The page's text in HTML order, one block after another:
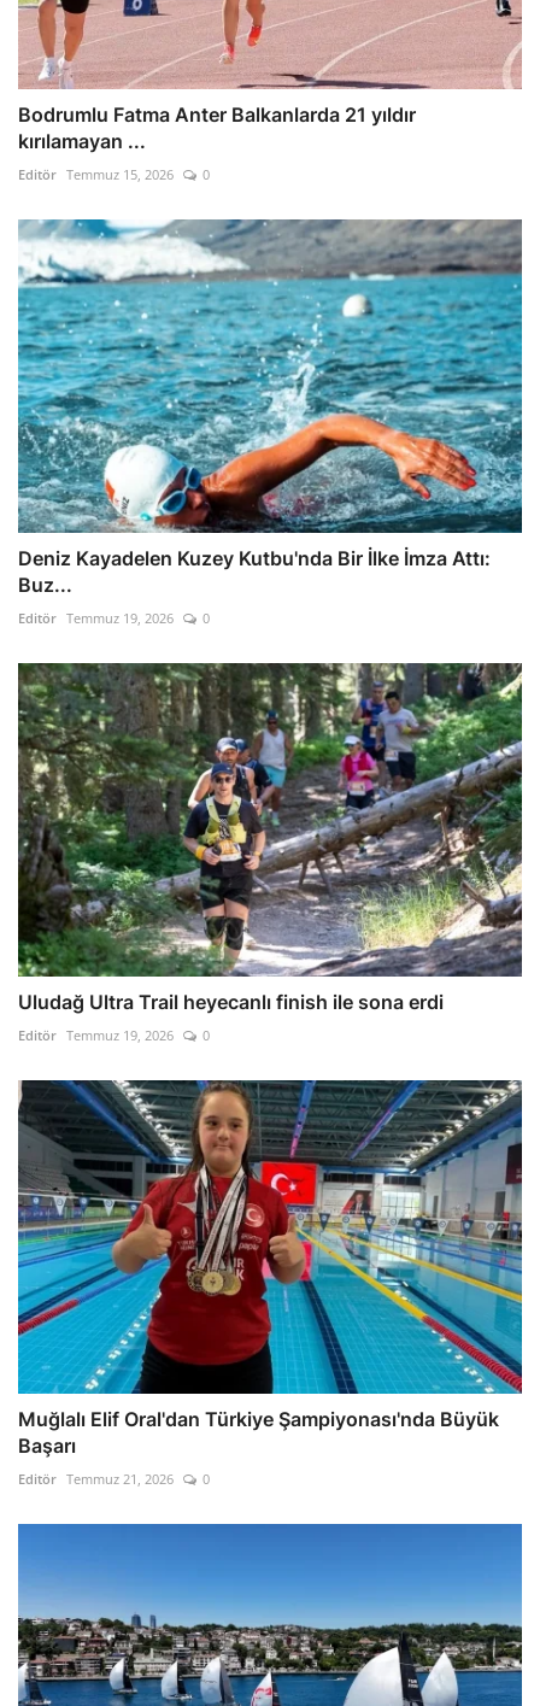
Bodrumlu Fatma Anter Balkanlarda 21 yıldır
kırılamayan ...
Editör Temmuz 15, 2026 0
Deniz Kayadelen Kuzey Kutbu'nda Bir İlke İmza Attı:
Buz...
Editör Temmuz 19, 2026 0
Uludağ Ultra Trail heyecanlı finish ile sona erdi
Editör Temmuz 19, 2026 0
Muğlalı Elif Oral'dan Türkiye Şampiyonası'nda Büyük
Başarı
Editör Temmuz 21, 2026 0